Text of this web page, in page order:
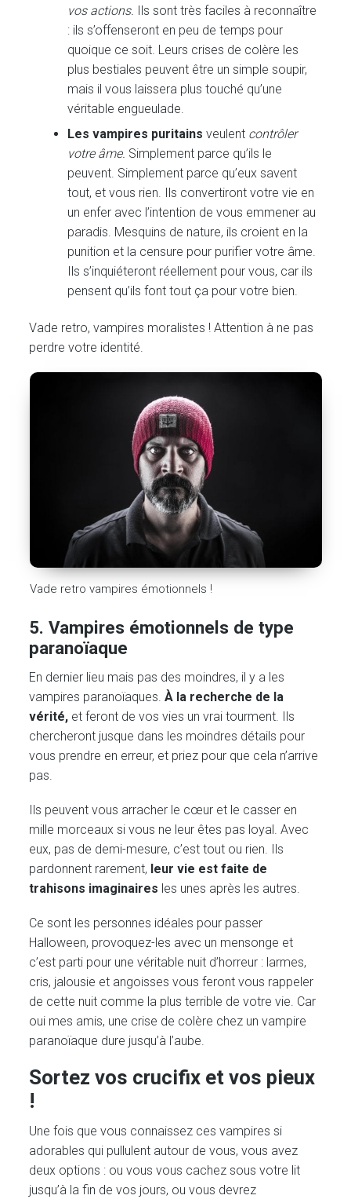
vos actions.
Ils sont très faciles à reconnaître
: ils s’offenseront en peu de temps pour
quoique ce soit. Leurs crises de colère les
plus bestiales peuvent être un simple soupir,
mais il vous laissera plus touché qu’une
véritable engueulade.
Les vampires puritains veulent contrôler
votre âme. Simplement parce qu’ils le
peuvent. Simplement parce qu’eux savent
tout, et vous rien. Ils convertiront votre vie en
un enfer avec l’intention de vous emmener au
paradis. Mesquins de nature, ils croient en la
punition et la censure pour purifier votre âme.
Ils s’inquiéteront réellement pour vous, car ils
pensent qu’ils font tout ça pour votre bien.
Vade retro, vampires moralistes ! Attention à ne pas
perdre votre identité.
Vade retro vampires émotionnels !
5. Vampires émotionnels de type
paranoïaque
En dernier lieu mais pas des moindres, il y a les
vampires paranoïaques.À la recherche de la
vérité, et feront de vos vies un vrai tourment. Ils
chercheront jusque dans les moindres détails pour
vous prendre en erreur, et priez pour que cela n’arrive
pas.
Ils peuvent vous arracher le cœur et le casser en
mille morceaux si vous ne leur êtes pas loyal. Avec
eux, pas de demi-mesure, c’est tout ou rien. Ils
pardonnent rarement, leur vie est faite de
trahisons imaginaires les unes après les autres.
Ce sont les personnes idéales pour passer
Halloween, provoquez-les avec un mensonge et
c’est parti pour une véritable nuit d’horreur : larmes,
cris, jalousie et angoisses vous feront vous rappeler
de cette nuit comme la plus terrible de votre vie. Car
oui mes amis, une crise de colère chez un vampire
paranoïaque dure jusqu’à l’aube.
Sortez vos crucifix et vos pieux
!
Une fois que vous connaissez ces vampires si
adorables qui pullulent autour de vous, vous avez
deux options : ou vous vous cachez sous votre lit
jusqu’à la fin de vos jours, ou vous devrez